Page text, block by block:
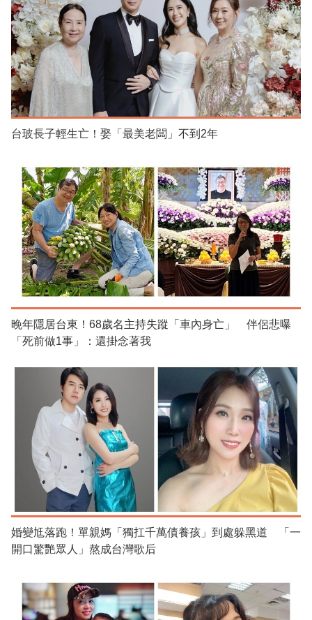
台玻長子輕生亡！娶「最美老闆」不到2年
晚年隱居台東！68歲名主持失蹤「車內身亡」 伴侶悲曝
「死前做1事」：還掛念著我
婚變尪落跑！單親媽「獨扛千萬債養孩」到處躲黑道 「一
開口驚艷眾人」熬成台灣歌后